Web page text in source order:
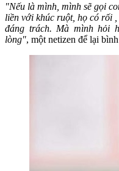
"Nếu là mình, mình sẽ gọi
liền với khúc ruột, họ có rối
đáng trách. Mà mình hỏi
lòng", một netizen để lại